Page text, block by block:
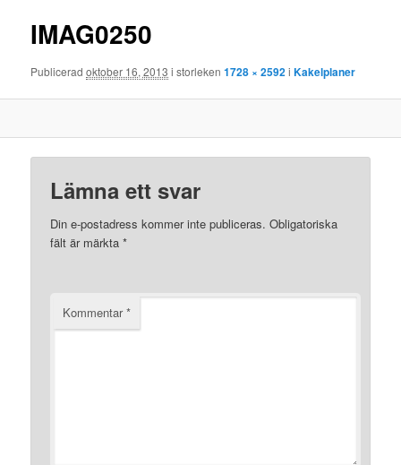
IMAG0250
Publiceradoktober 16, 2013 i storleken1728 × 2592iKakelplaner
Lämna ett svar
Din e-postadress kommer inte publiceras. Obligatoriska
fält är märkta*
Kommentar*